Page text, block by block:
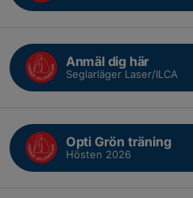
Anmäl dig här
Seglarläger Laser/ILCA
Opti Grön träning
Hösten 2026